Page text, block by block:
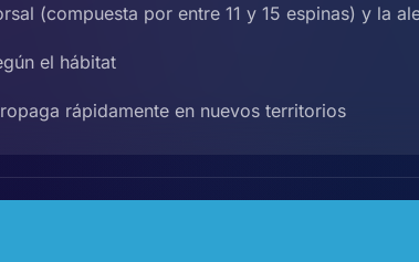
(compuesta por entre 11 y 15 espinas) y la
el hábitat
rápidamente en nuevos territorios